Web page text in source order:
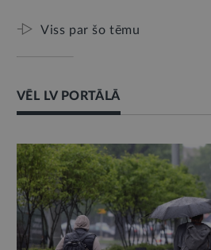
Viss par šo tēmu
VĒL LV PORTĀLĀ